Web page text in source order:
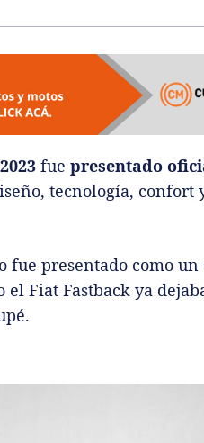
fue presentado
tecnología, confort
fue presentado como
el Fiat Fastback ya